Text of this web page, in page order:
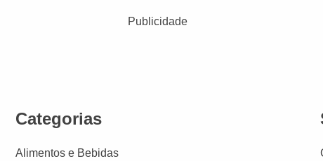
Publicidade
Categorias
Alimentos e Bebidas